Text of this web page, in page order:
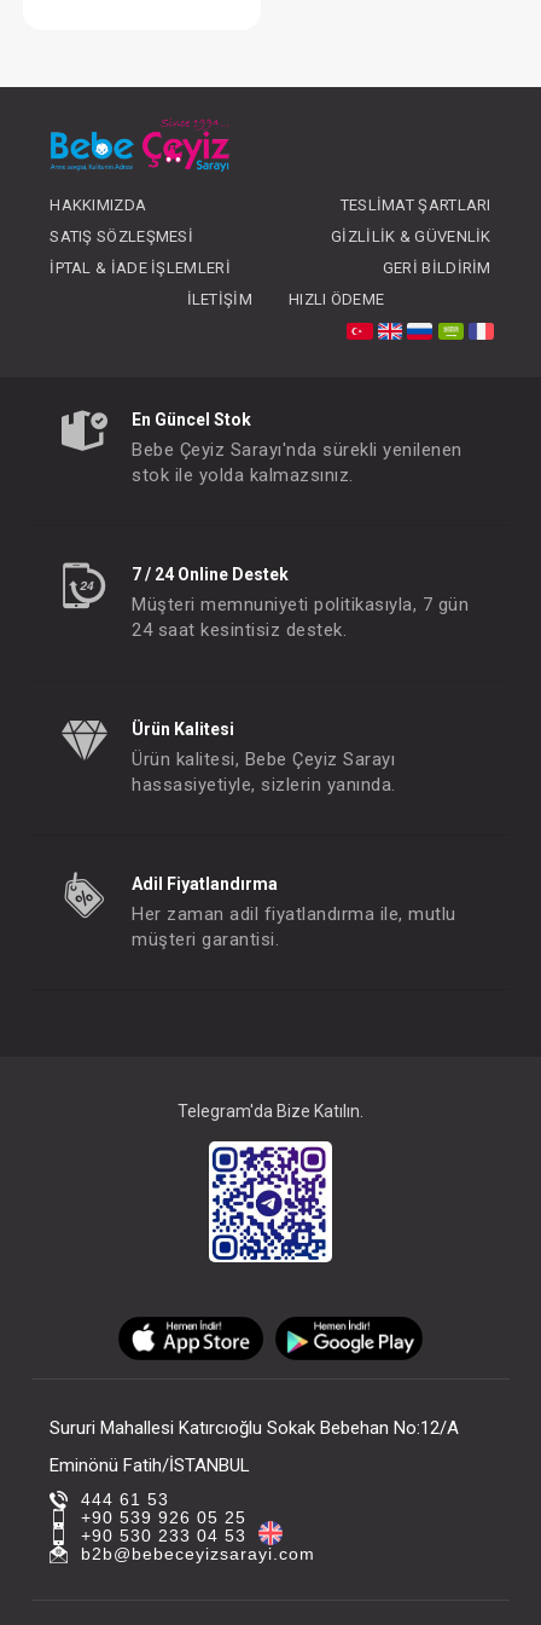
OLUNUZ
HAKKIMIZDA
TESLIMAT ŞARTLARI
SATIŞ SÖZLEŞMESI
GIZLILIK & GÜVENLIK
İPTAL & İADE İŞLEMLERI
GERI BILDIRIM
İLETIŞIM
HIZLI ÖDEME
En Güncel Stok
Bebe Çeyiz Sarayı'nda sürekli yenilenen
stok ile yolda kalmazsınız.
7 / 24 Online Destek
Müşteri memnuniyeti politikasıyla, 7 gün
24 saat kesintisiz destek.
Ürün Kalitesi
Ürün kalitesi, Bebe Çeyiz Sarayı
hassasiyetiyle, sizlerin yanında.
Adil Fiyatlandırma
Her zaman adil fiyatlandırma ile, mutlu
müşteri garantisi.
Telegram'da Bize Katılın.
Sururi Mahallesi Katırcıoğlu Sokak Bebehan No:12/A
Eminönü Fatih/İSTANBUL
444 61 53
+90 539 926 05 25
+90 530 233 04 53
b2b@bebeceyizsarayi.com